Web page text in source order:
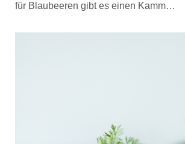
für Blaubeeren gibt es einen Kamm…